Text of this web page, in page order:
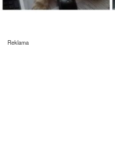
Reklama